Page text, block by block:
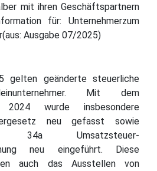
mit ihren Geschäftspartnern
für: Unternehmerzum
Ausgabe 07/2025)
gelten geänderte steuerliche
Mit dem
2024 wurde insbesondere
neu gefasst sowie
Umsatzsteuer-
neu eingeführt. Diese
auch das Ausstellen von